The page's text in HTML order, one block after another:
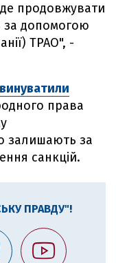
продовжувати
за допомогою
TPAO", -
права
залишають за
санкцій.
ПРАВДУ"!